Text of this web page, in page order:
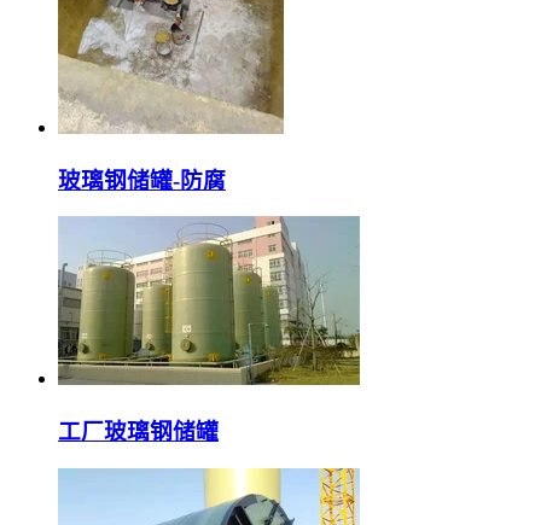
玻璃钢储罐-防腐
工厂玻璃钢储罐